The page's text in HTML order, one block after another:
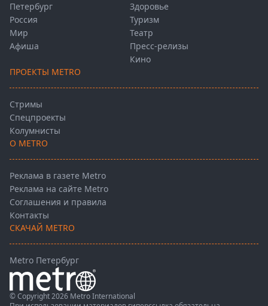
Петербург
Россия
Мир
Афиша
Здоровье
Туризм
Театр
Пресс-релизы
Кино
ПРОЕКТЫ METRO
Стримы
Спецпроекты
Колумнисты
О METRO
Реклама в газете Metro
Реклама на сайте Metro
Соглашения и правила
Контакты
СКАЧАЙ METRO
Metro Петербург
© Copyright 2026 Metro International